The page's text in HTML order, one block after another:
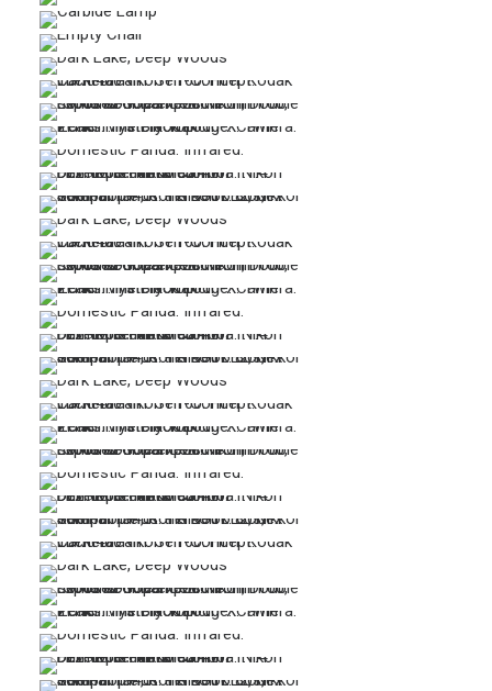
…
…
…
…
…
…
…
…
…
…
…
…
…
…
…
…
…
…
…
…
…
…
…
…
…
…
…
…
…
…